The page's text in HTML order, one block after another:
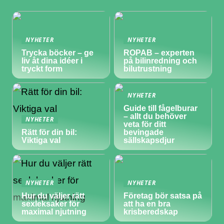
NYHETER
Trycka böcker – ge
liv åt dina idéer i
tryckt form
NYHETER
ROPAB – experten
på bilinredning och
bilutrustning
NYHETER
Rätt för din bil:
Viktiga val
NYHETER
Guide till fågelburar
– allt du behöver
veta för ditt
bevingade
sällskapsdjur
NYHETER
Hur du väljer rätt
sexleksaker för
maximal njutning
NYHETER
Företag bör satsa på
att ha en bra
krisberedskap